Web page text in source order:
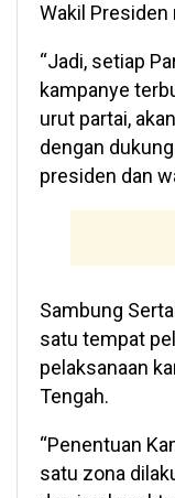
Wakil Presiden
“Jadi, setiap
kampanye
urut partai,
dengan
presiden dan
Sambung
satu tempat
pelaksanaan
Tengah.
“Penentuan
satu zona